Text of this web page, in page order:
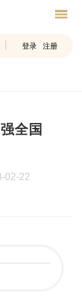
登录 注册
全国
02-22